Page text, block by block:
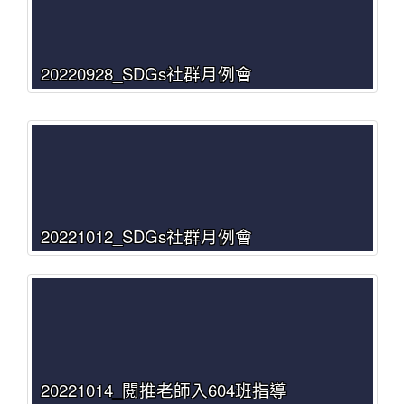
20220928_SDGs社群月例會
20221012_SDGs社群月例會
20221014_閱推老師入604班指導